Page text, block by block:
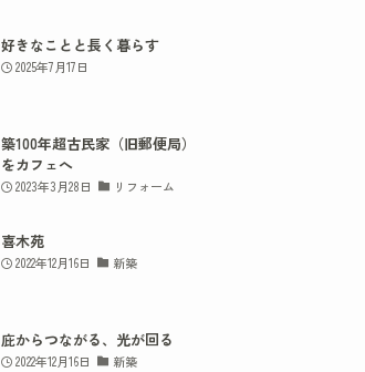
好きなことと長く暮らす
2025年7月17日
築100年超古民家（旧郵便局）
をカフェへ
2023年3月28日 リフォーム
喜木苑
2022年12月16日 新築
庇からつながる、光が回る
2022年12月16日 新築